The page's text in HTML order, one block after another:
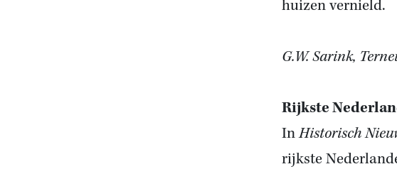
huizen vernield.
G.W. Sarink,
Rijkste
InHistorisch
rijkste